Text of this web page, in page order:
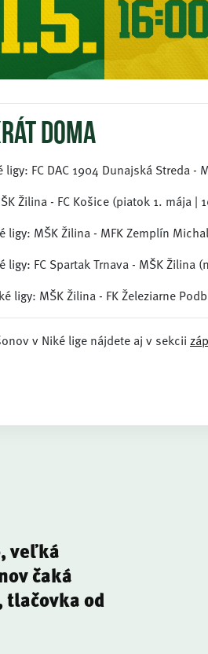
doma
FC DAC 1904 Dunajská Streda
Žilina - FC Košice (piatok 1. mája |
ligy: MŠK Žilina - MFK Zemplín
FC Spartak Trnava - MŠK Žilina
ligy: MŠK Žilina - FK Železiarne
v Niké lige nájdete aj v sekcii
veľká
čaká
od